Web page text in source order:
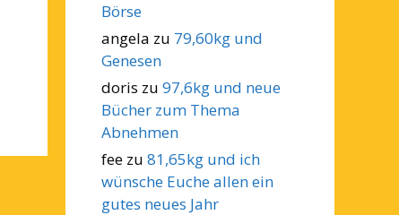
Börse
angela zu 79,60kg und
Genesen
doris zu 97,6kg und neue
Bücher zum Thema
Abnehmen
fee zu 81,65kg und ich
wünsche Euche allen ein
gutes neues Jahr